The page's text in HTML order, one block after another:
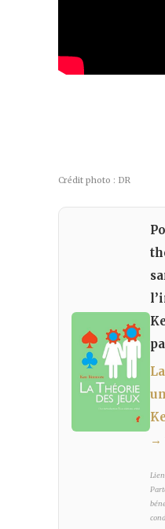
Crédit photo : DR
→